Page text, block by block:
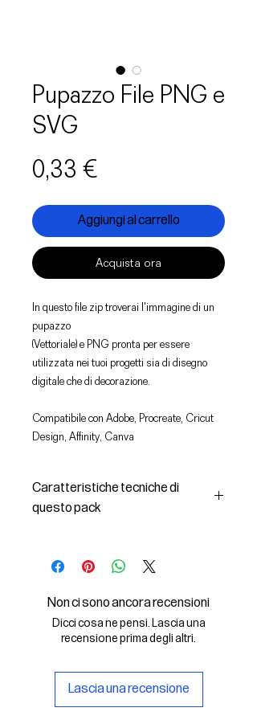
Pupazzo File PNG e
SVG
0,33 €
Aggiungi al carrello
Acquista ora
In questo file zip troverai l'immagine di un
pupazzo
(Vettoriale) e PNG pronta per essere
utilizzata nei tuoi progetti sia di disegno
digitale che di decorazione.
Compatibile con Adobe, Procreate, Cricut
Design, Affinity, Canva
Caratteristiche tecniche di
questo pack
- le immagini descritte in formato
- la licenza d'uso delle grafiche
Il File SVG è compatibile con Adobe,
Cricut Design, Cricut
Procreate e Affinity
Non ci sono ancora recensioni
Dicci cosa ne pensi. Lascia una
recensione prima degli altri.
Lascia una recensione